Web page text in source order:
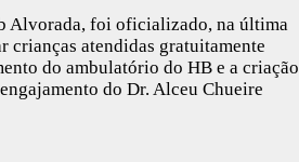
Alvorada, foi oficializado, na última
crianças atendidas gratuitamente
do ambulatório do HB e a criação
do Dr. Alceu Chueire